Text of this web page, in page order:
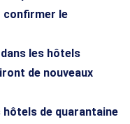
confirmer le
les hôtels
de nouveaux
de quarantaine